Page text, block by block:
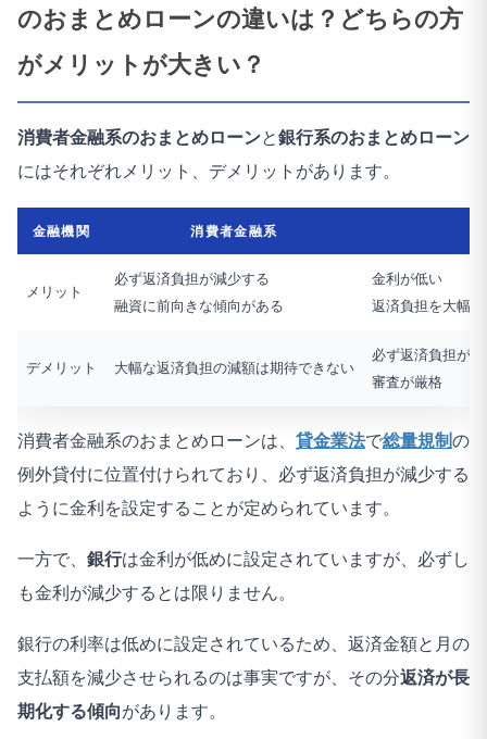
のおまとめローンの違いは？どちらの方
がメリットが大きい？
消費者金融系のおまとめローンと銀行系のおまとめローン
にはそれぞれメリット、デメリットがあります。
金融機関 消費者金融系
メリット
必ず返済負担が減少する
融資に前向きな傾向がある
金利が低い
返済負担を大幅
デメリット 大幅な返済負担の減額は期待できない
必ず返済負担が
審査が厳格
消費者金融系のおまとめローンは、 貸金業法で総量規制の
例外貸付に位置付けられており、必ず返済負担が減少する
ように金利を設定することが定められています。
一方で、 銀行は金利が低めに設定されていますが、必ずし
も金利が減少するとは限りません。
銀行の利率は低めに設定されているため、返済金額と月の
支払額を減少させられるのは事実ですが、その分返済が長
期化する傾向があります。